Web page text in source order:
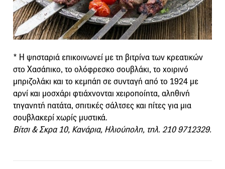
* Η ψησταριά επικοινωνεί με τη βιτρίνα των κρεατικών
στο Χασάπικο, το ολόφρεσκο σουβλάκι, το χοιρινό
μπριζολάκι και το κεμπάπ σε συνταγή από το 1924 με
αρνί και μοσχάρι φτιάχνονται χειροποίητα, αληθινή
τηγανητή πατάτα, σπιτικές σάλτσες και πίτες για μια
σουβλακερί χωρίς μυστικά.
Βίτσι & Σκρα 10, Κανάρια, Ηλιούπολη, τηλ. 210 9712329.